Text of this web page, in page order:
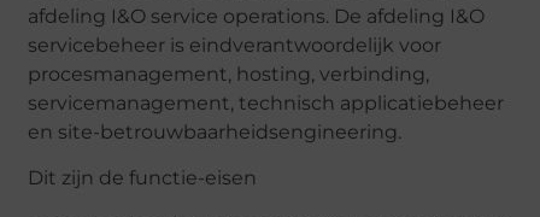
afdeling I&O service operations. De afdeling I&O
servicebeheer is eindverantwoordelijk voor
procesmanagement, hosting, verbinding,
servicemanagement, technisch applicatiebeheer
en site-betrouwbaarheidsengineering.
Dit zijn de functie-eisen